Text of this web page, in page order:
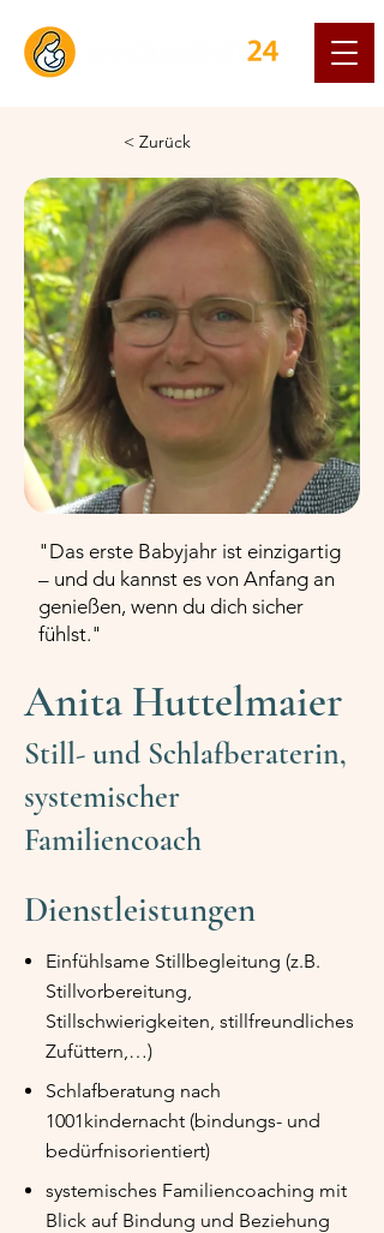
< Zurück
"Das erste Babyjahr ist einzigartig
– und du kannst es von Anfang an
genießen, wenn du dich sicher
fühlst."
Anita Huttelmaier
Still- und Schlafberaterin,
systemischer
Familiencoach
Dienstleistungen
Einfühlsame Stillbegleitung (z.B.
Stillvorbereitung,
Stillschwierigkeiten, stillfreundliches
Zufüttern,…)
Schlafberatung nach
1001kindernacht (bindungs- und
bedürfnisorientiert)
systemisches Familiencoaching mit
Blick auf Bindung und Beziehung